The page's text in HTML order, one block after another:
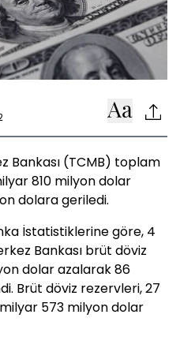
Bankası (TCMB) toplam
810 milyon dolar
dolara geriledi.
İstatistiklerine göre, 4
Bankası brüt döviz
dolar azalarak 86
Brüt döviz rezervleri, 27
573 milyon dolar